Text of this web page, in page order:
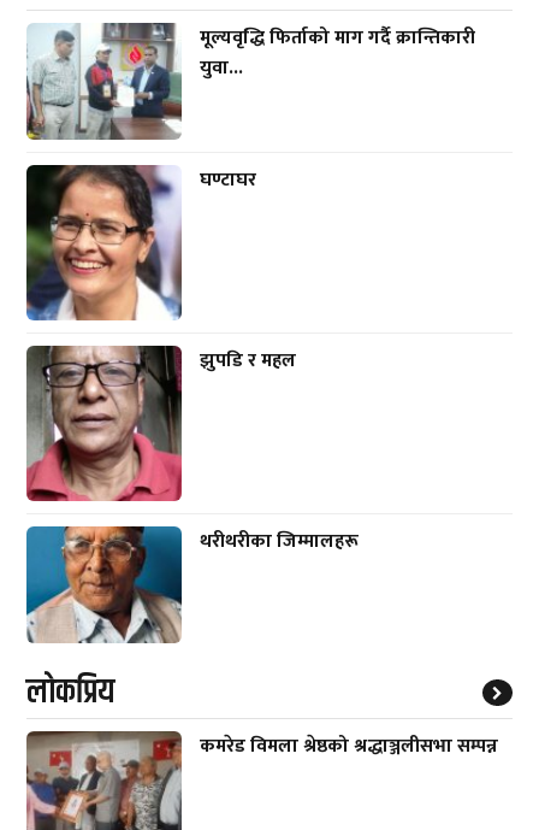
मूल्यवृद्धि फिर्ताको माग गर्दै क्रान्तिकारी
युवा...
घण्टाघर
झुपडि र महल
थरीथरीका जिम्मालहरू
लाेकप्रिय
कमरेड विमला श्रेष्ठको श्रद्धाञ्जलीसभा सम्पन्न